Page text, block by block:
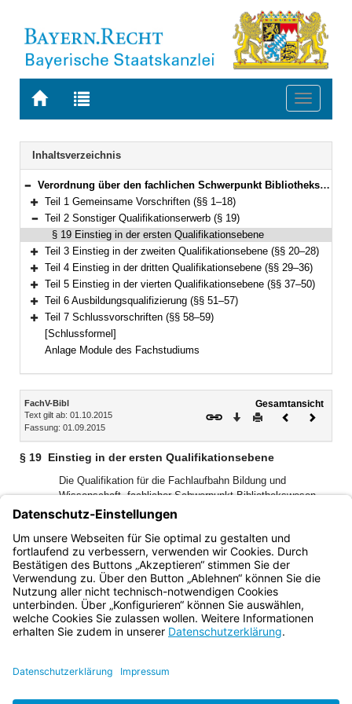
Zur
BAYERN.RECHT
Zur
letzten
Suche
Toggle
Navigation
Inhaltsverzeichnis
Bereich reduzieren
Verordnung über den fachlichen Schwerpunkt Bibliothekswesen (FachV-Bibl)FachV-Bibl Vom 1. September 2015 (GVBl S. 330) BayRS 2038-3-1-10-I/WK (§§ 1–59)
Bereich erweitern
Teil 1 Gemeinsame Vorschriften (§§ 1–18)
Bereich reduzieren
Teil 2 Sonstiger Qualifikationserwerb (§ 19)
§ 19 Einstieg in der ersten Qualifikationsebene
Bereich erweitern
Teil 3 Einstieg in der zweiten Qualifikationsebene (§§ 20–28)
Bereich erweitern
Teil 4 Einstieg in der dritten Qualifikationsebene (§§ 29–36)
Bereich erweitern
Teil 5 Einstieg in der vierten Qualifikationsebene (§§ 37–50)
Bereich erweitern
Teil 6 Ausbildungsqualifizierung (§§ 51–57)
Bereich erweitern
Teil 7 Schlussvorschriften (§§ 58–59)
[Schlussformel]
Anlage Module des Fachstudiums
Inhalt
FachV-Bibl
Text gilt ab: 01.10.2015
Fassung: 01.09.2015
Gesamtansicht
Download
DruckenVorheriges
§ 19 Einstieg in der ersten Qualifikationsebene
Die Qualifikation für die Fachlaufbahn Bildung und
Wissenschaft, fachlicher Schwerpunkt Bibliothekswesen,
wird bei einem Einstieg in der ersten Qualifikationsebene
erworben durch die Vorbildung gemäß Art. 7 Abs. 1 Satz 1
Nr. 1 bzw. Satz 2 LlbG und eine mindestens sechsmonatige
förderliche Tätigkeit im öffentlichen Dienst.
Bayern.de
BayernPortal
Impressum